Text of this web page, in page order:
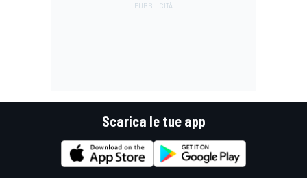
Scarica le tue app